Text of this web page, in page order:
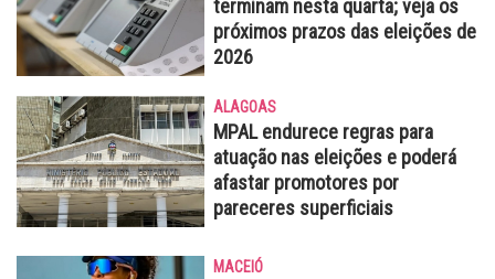
terminam nesta quarta; veja os
próximos prazos das eleições de
2026
ALAGOAS
MPAL endurece regras para
atuação nas eleições e poderá
afastar promotores por
pareceres superficiais
MACEIÓ